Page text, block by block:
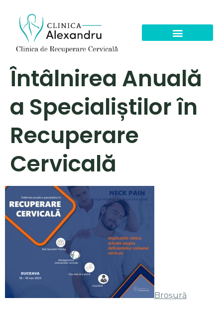
Întâlnirea Anuală
a Specialiștilor în
Recuperare
Cervicală
Broșură